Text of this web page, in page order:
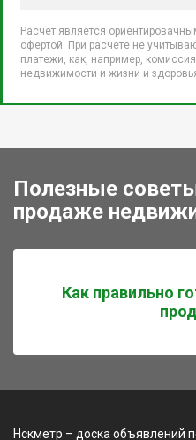
Расчет является
офертой. При расчете не
платежи, как, например,
недвижимости и жизни и
Полезные
продаже
Как правильно
Нскметр – доска объявлений